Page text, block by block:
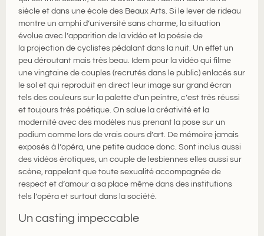
siècle et dans une école des Beaux Arts. Si le lever de rideau
montre un amphi d’université sans charme, la situation
évolue avec l’apparition de la vidéo et la poésie de
la projection de cyclistes pédalant dans la nuit. Un effet un
peu déroutant mais très beau. Idem pour la vidéo qui filme
une vingtaine de couples (recrutés dans le public) enlacés sur
le sol et qui reproduit en direct leur image sur grand écran
tels des couleurs sur la palette d’un peintre, c’est très réussi
et toujours très poétique. On salue la créativité et la
modernité avec des modèles nus prenant la pose sur un
podium comme lors de vrais cours d’art. De mémoire jamais
exposés à l’opéra, une petite audace donc. Sont inclus aussi
des vidéos érotiques, un couple de lesbiennes elles aussi sur
scène, rappelant que toute sexualité accompagnée de
respect et d’amour a sa place même dans des institutions
tels l’opéra et surtout dans la société.
Un casting impeccable